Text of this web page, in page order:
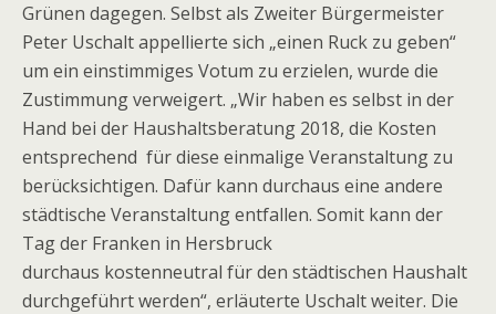
Grünen dagegen. Selbst als Zweiter Bürgermeister
Peter Uschalt appellierte sich „einen Ruck zu geben“
um ein einstimmiges Votum zu erzielen, wurde die
Zustimmung verweigert. „Wir haben es selbst in der
Hand bei der Haushaltsberatung 2018, die Kosten
entsprechend für diese einmalige Veranstaltung zu
berücksichtigen. Dafür kann durchaus eine andere
städtische Veranstaltung entfallen. Somit kann der
Tag der Franken in Hersbruck
durchaus kostenneutral für den städtischen Haushalt
durchgeführt werden“, erläuterte Uschalt weiter. Die